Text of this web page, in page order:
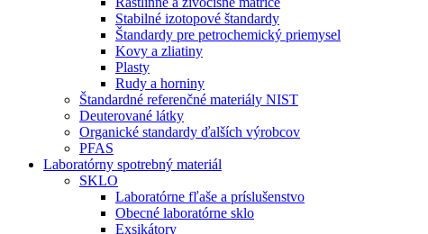
Stabilné izotopové štandardy
Štandardy pre petrochemický priemysel
Kovy a zliatiny
Plasty
Rudy a horniny
Štandardné referenčné materiály NIST
Deuterované látky
Organické standardy ďalších výrobcov
PFAS
Laboratórny spotrebný materiál
SKLO
Laboratórne fľaše a príslušenstvo
Obecné laboratórne sklo
Exsikátory